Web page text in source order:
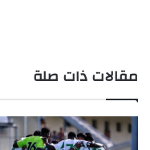
مقالات ذات صلة